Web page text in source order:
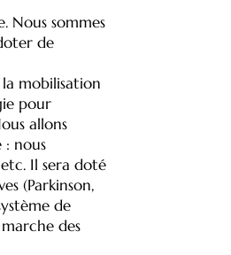
Nous sommes
de
mobilisation
pour
allons
: nous
Il sera doté
(Parkinson,
de
des